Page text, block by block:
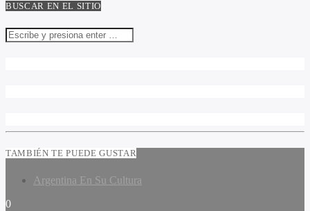
BUSCAR EN EL SITIO
TAMBIÉN TE PUEDE GUSTAR
Argentina En Su Cultura
0